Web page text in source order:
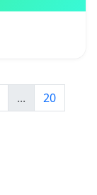
...
20